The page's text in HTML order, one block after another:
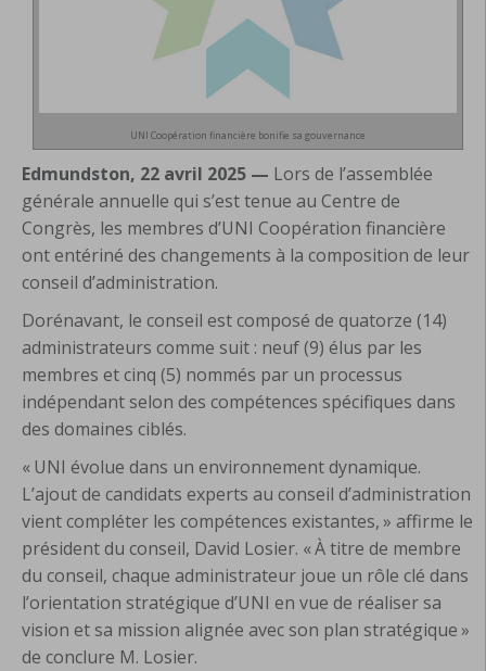
UNI Coopération financière bonifie sa gouvernance
Edmundston, 22 avril 2025 — Lors de l’assemblée
générale annuelle qui s’est tenue au Centre de
Congrès, les membres d’UNI Coopération financière
ont entériné des changements à la composition de leur
conseil d’administration.
Dorénavant, le conseil est composé de quatorze (14)
administrateurs comme suit : neuf (9) élus par les
membres et cinq (5) nommés par un processus
indépendant selon des compétences spécifiques dans
des domaines ciblés.
« UNI évolue dans un environnement dynamique.
L’ajout de candidats experts au conseil d’administration
vient compléter les compétences existantes, » affirme le
président du conseil, David Losier. « À titre de membre
du conseil, chaque administrateur joue un rôle clé dans
l’orientation stratégique d’UNI en vue de réaliser sa
vision et sa mission alignée avec son plan stratégique »
de conclure M. Losier.